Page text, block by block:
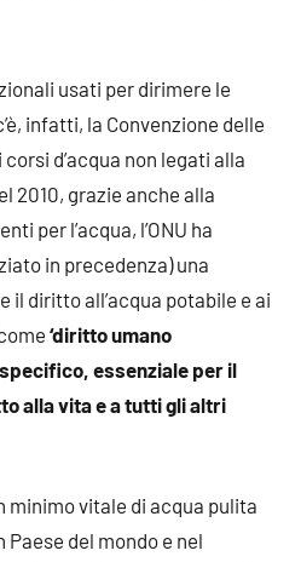
usati per dirimere le
infatti, la Convenzione delle
d’acqua non legati alla
2010, grazie anche alla
per l’acqua, l’ONU ha
in precedenza) una
il diritto all’acqua potabile e ai
‘diritto umano
essenziale per il
alla vita e a tutti gli altri
minimo vitale di acqua pulita
del mondo e nel